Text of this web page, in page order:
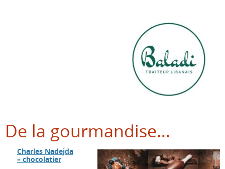
De la gourmandise…
Charles Nadejda
– chocolatier